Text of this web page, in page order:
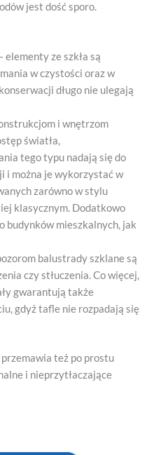
jest dość sporo.
ze szkła są
w czystości oraz w
długo nie ulegają
i wnętrzom
światła,
tego typu nadają się do
i można je wykorzystać w
zarówno w stylu
klasycznym. Dodatkowo
budynków mieszkalnych, jak
balustrady szklane są
czy stłuczenia. Co więcej,
gwarantują także
gdyż tafle nie rozpadają się
też po prostu
i nieprzytłaczające